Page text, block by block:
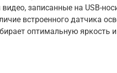
записанные на USB-
встроенного датчика
оптимальную яркость